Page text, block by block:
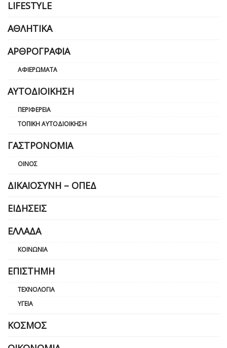
LIFESTYLE
ΑΘΛΗΤΙΚΆ
ΑΡΘΡΟΓΡΑΦΊΑ
ΑΦΙΕΡΏΜΑΤΑ
ΑΥΤΟΔΙΟΊΚΗΣΗ
ΠΕΡΙΦΈΡΕΙΑ
ΤΟΠΙΚΉ ΑΥΤΟΔΙΟΊΚΗΣΗ
ΓΑΣΤΡΟΝΟΜΊΑ
ΟΊΝΟΣ
ΔΙΚΑΙΟΣΎΝΗ – ΟΠΕΔ
ΕΙΔΉΣΕΙΣ
ΕΛΛΆΔΑ
ΚΟΙΝΩΝΊΑ
ΕΠΙΣΤΉΜΗ
ΤΕΧΝΟΛΟΓΊΑ
ΥΓΕΊΑ
ΚΌΣΜΟΣ